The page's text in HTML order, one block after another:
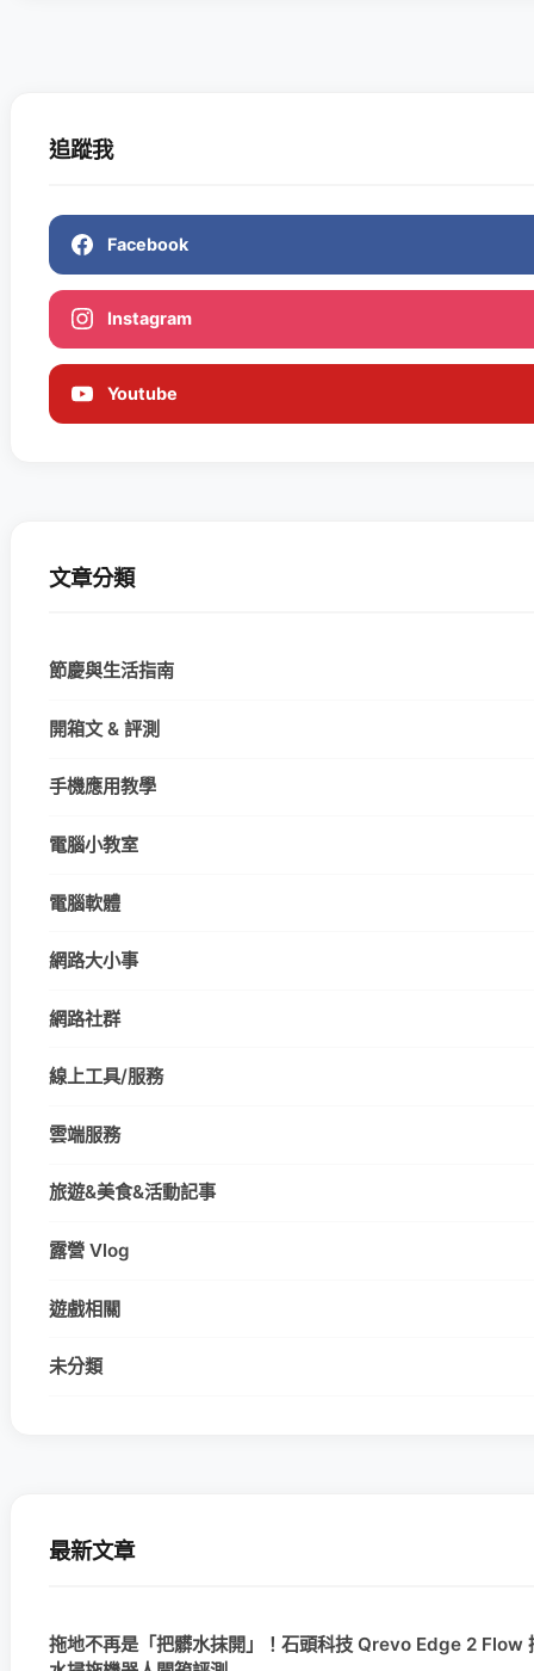
追蹤我
Facebook
Instagram
Youtube
文章分類
節慶與生活指南
開箱文 & 評測
手機應用教學
電腦小教室
電腦軟體
網路大小事
網路社群
線上工具/服務
雲端服務
旅遊&美食&活動記事
露營 Vlog
遊戲相關
未分類
最新文章
拖地不再是「把髒水抹開」！石頭科技 Qrevo Edge 2 Flow